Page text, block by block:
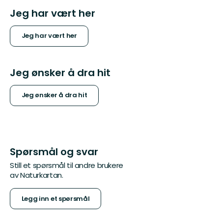
Jeg har vært her
Jeg har vært her
Jeg ønsker å dra hit
Jeg ønsker å dra hit
Spørsmål og svar
Still et spørsmål til andre brukere
av Naturkartan.
Legg inn et spørsmål